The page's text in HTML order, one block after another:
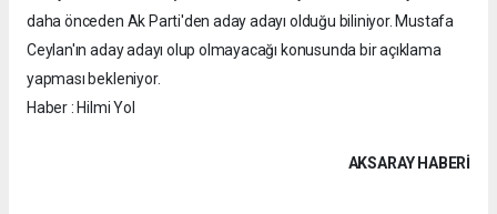
daha önceden Ak Parti'den aday adayı olduğu biliniyor. Mustafa
Ceylan'ın aday adayı olup olmayacağı konusunda bir açıklama
yapması bekleniyor.
Haber : Hilmi Yol
AKSARAY HABERİ